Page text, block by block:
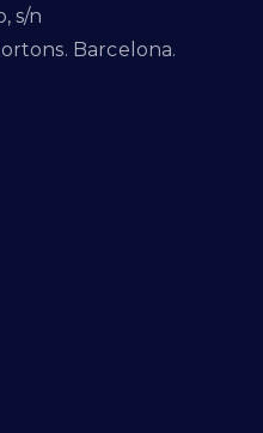
s/n
Barcelona.